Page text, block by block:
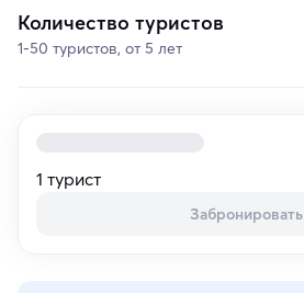
Количество туристов
1-50 туристов, от 5 лет
1 турист
Забронировать